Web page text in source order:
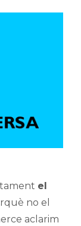
el
no el
aclarim